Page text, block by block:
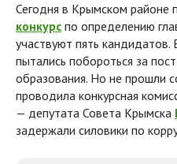
Сегодня в Крымском районе
конкурс по определению
участвуют пять
пытались побороться за
образования. Но не прошли
проводила конкурсная
— депутата Совета Крымска
задержали силовики по